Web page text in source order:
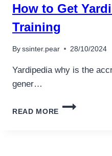
How to Get
Training
By ssinter.pear 28/10/2024
Yardipedia why is the
gener…
READ MORE
HOW